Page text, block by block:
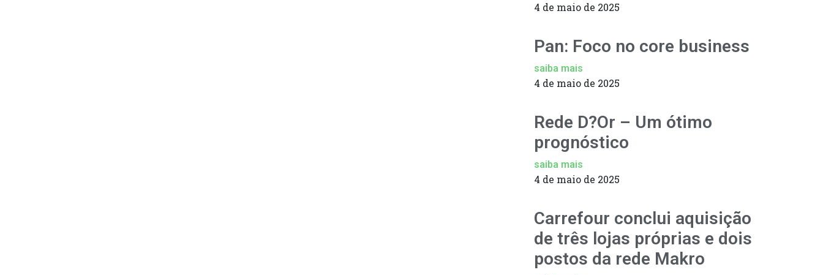
4 de maio de 2025
Pan: Foco no core business
saiba mais
4 de maio de 2025
Rede D?Or – Um ótimo
prognóstico
saiba mais
4 de maio de 2025
Carrefour conclui aquisição
de três lojas próprias e dois
postos da rede Makro